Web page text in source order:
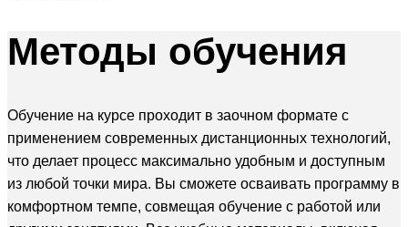
Методы обучения
Обучение на курсе проходит в заочном формате с
применением современных дистанционных технологий,
что делает процесс максимально удобным и доступным
из любой точки мира. Вы сможете осваивать программу в
комфортном темпе, совмещая обучение с работой или